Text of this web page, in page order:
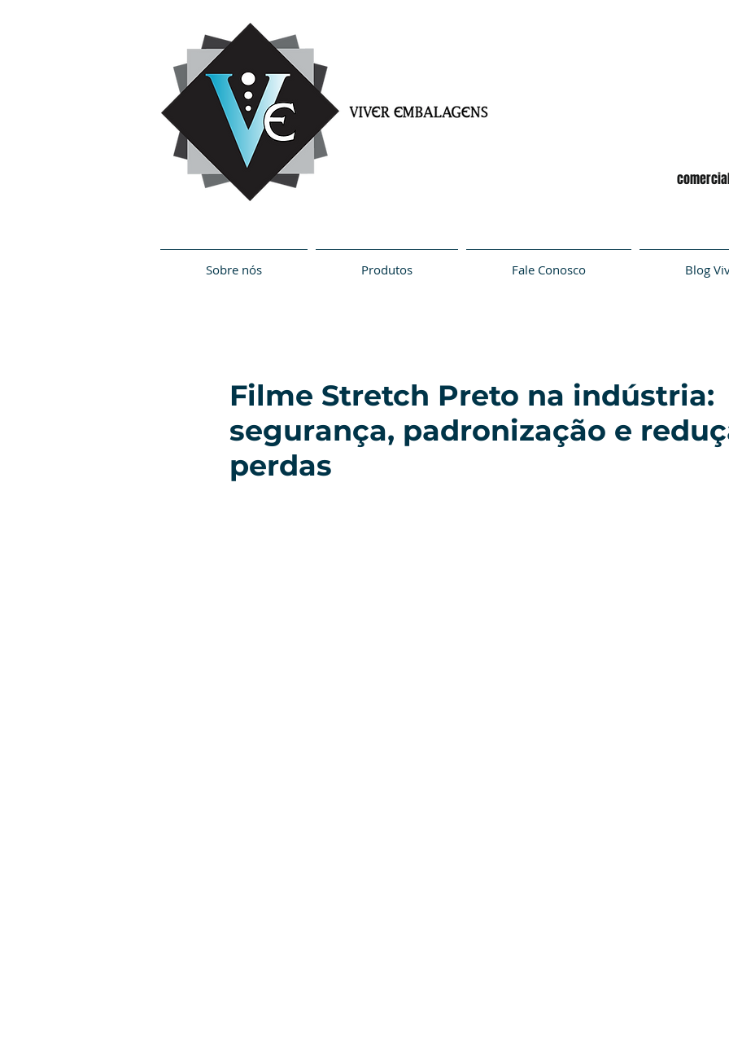
Sobre nós Produtos Fale Conosco Blog
Filme Stretch Preto na indústria:
segurança, padronização e
perdas